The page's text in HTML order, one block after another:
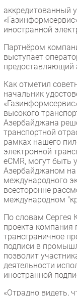
аккредитованный
иностранной
Партнёром
выступает
предоставляющий
Как отметил
начальник
высокого
Азербайджана
транспортной
рамках нашего
электронной
eCMR, могут быть
Азербайджаном на
международного
всесторонне
международном
По словам Сергея
проекта компания
трансграничное
подписи в
позволит
деятельности
иностранной
«Отрадно видеть,